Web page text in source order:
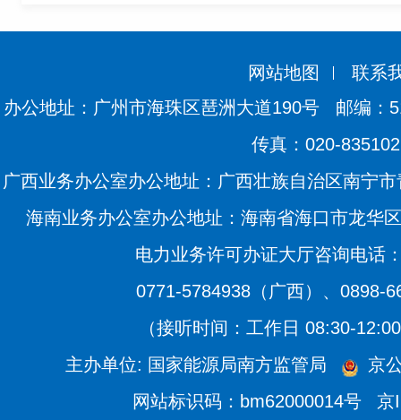
网站地图
联系
办公地址：广州市海珠区琶洲大道190号
邮编：
传真：020-
广西业务办公室办公地址：广西壮族自治区南宁
海南业务办公室办公地址：海南省海口市龙华
电力业务许可办证大厅咨询电话
0771-5784938（广西）、0898-
（接听时间：工作日 08:30-
主办单位: 国家能源局南方监管局
京
网站标识码：bm62000014号
京